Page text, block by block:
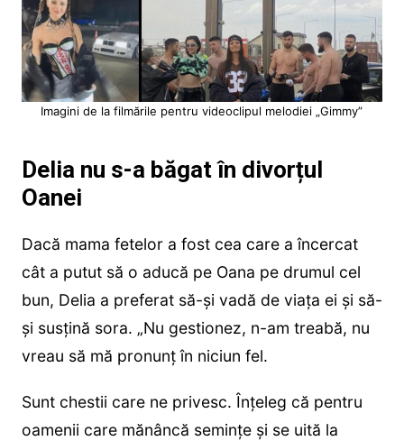
Imagini de la filmările pentru videoclipul melodiei „Gimmy”
Delia nu s-a băgat în divorțul
Oanei
Dacă mama fetelor a fost cea care a încercat
cât a putut să o aducă pe Oana pe drumul cel
bun, Delia a preferat să-și vadă de viața ei și să-
și susțină sora. „Nu gestionez, n-am treabă, nu
vreau să mă pronunț în niciun fel.
Sunt chestii care ne privesc. Înțeleg că pentru
oamenii care mănâncă semințe și se uită la